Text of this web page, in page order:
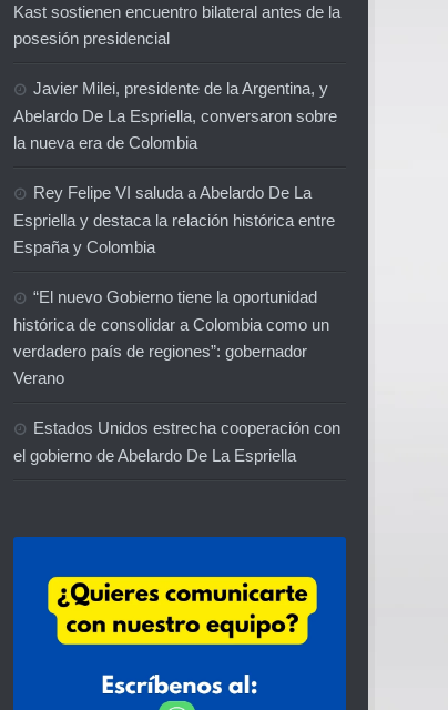
Kast sostienen encuentro bilateral antes de la
posesión presidencial
Javier Milei, presidente de la Argentina, y
Abelardo De La Espriella, conversaron sobre
la nueva era de Colombia
Rey Felipe VI saluda a Abelardo De La
Espriella y destaca la relación histórica entre
España y Colombia
“El nuevo Gobierno tiene la oportunidad
histórica de consolidar a Colombia como un
verdadero país de regiones”: gobernador
Verano
Estados Unidos estrecha cooperación con
el gobierno de Abelardo De La Espriella